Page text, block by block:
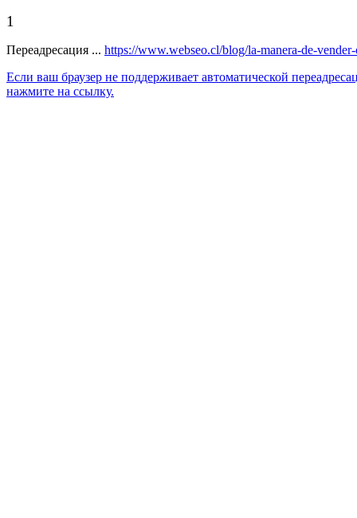
1
Переадресация ... https://www.webseo.cl/blog/la-manera-de-
Если ваш браузер не поддерживает автоматической
нажмите на ссылку.